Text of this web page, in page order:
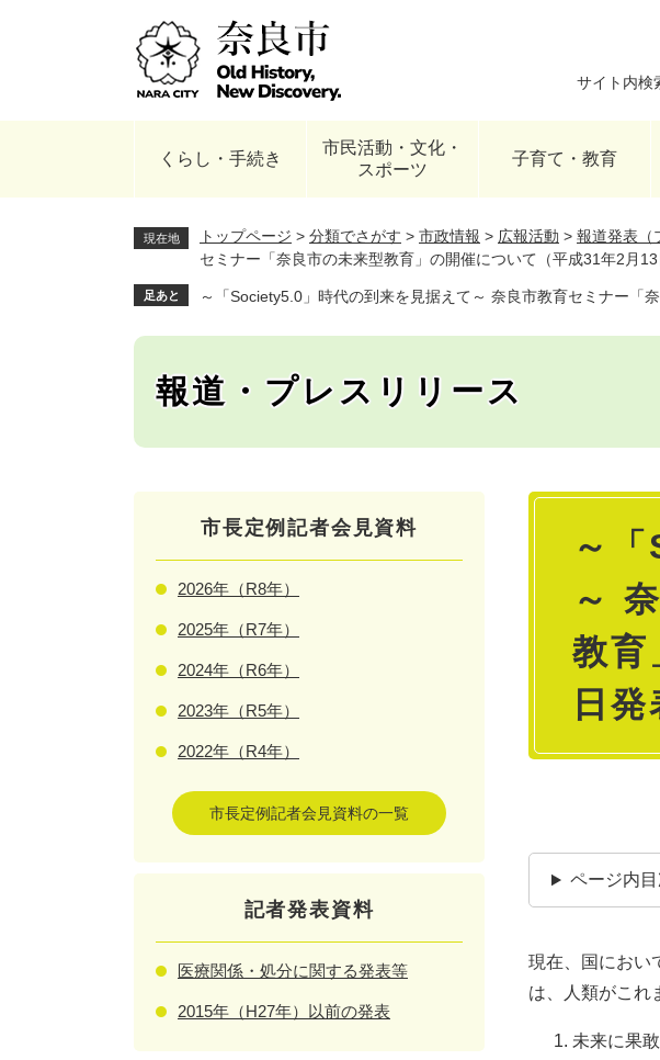
サイト内検
くらし・手続き
市民活動・文化・
スポーツ
子育て・教育
現在地 トップページ > 分類でさがす > 市政情報 > 広報活動 > 報道発表（
セミナー「奈良市の未来型教育」の開催について（平成31年2月13
足あと ～「Society5.0」時代の到来を見据えて～ 奈良市教育セミナー「
報道・プレスリリース
本
～
～
教育
日発
ページ内目
現在、国におい
は、人類がこれ
未来に果
市長定例記者会見資料
2026年（R8年）
2025年（R7年）
2024年（R6年）
2023年（R5年）
2022年（R4年）
市長定例記者会見資料の一覧
記者発表資料
医療関係・処分に関する発表等
2015年（H27年）以前の発表